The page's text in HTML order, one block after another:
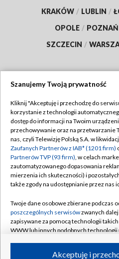
KRAKÓW / LUBLIN /
OPOLE / POZNAŃ
SZCZECIN /
Abonament TVP
Emisja w TVP
Centrum informacji TVP
Naziemna Telewizja Cyfrowa
Rada Programowa
System NOS
Informacje o nadawcy
Polityka
Moje
Szanujemy Twoją prywatność
Kliknij "Akceptuję i przechodzę do
korzystanie z technologii
dostęp do informacji na Twoim
przechowywanie oraz na przetwarzanie
nas, czyli Telewizję Polską S.A. w
Zaufanych Partnerów z IAB* (1201 firm)
Partnerów TVP (93 firm), w celach
zautomatyzowanego dopasowania
mierzenia ich skuteczności) i
także zgody na udostępnianie przez nas
Twoje dane osobowe zbierane podczas
poszczególnych serwisówzwanych
zapisywane za pomocą technologii
WWW lub innych podobnych
ruchu w Internecie.Akceptuję i